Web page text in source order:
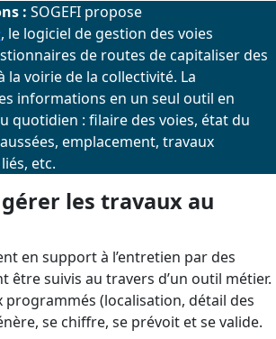
: SOGEFI propose
, le logiciel de gestion des voies
de routes de capitaliser des
la voirie de la collectivité. La
informations en un seul outil en
quotidien : filaire des voies, état du
emplacement, travaux
etc.
les travaux au
en support à l’entretien par des
être suivis au travers d’un outil métier.
programmés (localisation, détail des
se chiffre, se prévoit et se valide.